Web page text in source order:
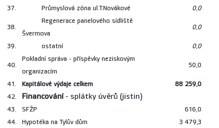
37.
Průmyslová zóna ul.T.Novákové 0,0
38.
Regenerace panelového sídliště
Švermova
0,0
39. ostatní 0,0
40.
Pokladní správa - příspěvky neziskovým
organizacím
50,0
41. Kapitálové výdaje celkem
88 259,0
42.
Financování- splátky úvěrů (jistin)
43. SFŽP
616,0
44.
Hypotéka na Tylův dům
3 479,3